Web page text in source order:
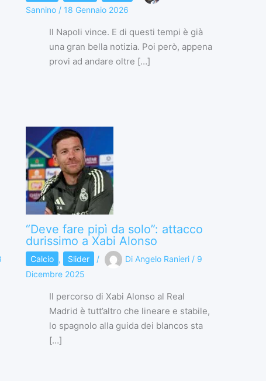
Sannino / 18 Gennaio 2026
Il Napoli vince. E di questi tempi è già
una gran bella notizia. Poi però, appena
provi ad andare oltre […]
“Deve fare pipì da solo”: attacco
durissimo a Xabi Alonso
Calcio , Slider / Di Angelo Ranieri / 9
Dicembre 2025
Il percorso di Xabi Alonso al Real
Madrid è tutt’altro che lineare e stabile,
lo spagnolo alla guida dei blancos sta
[…]